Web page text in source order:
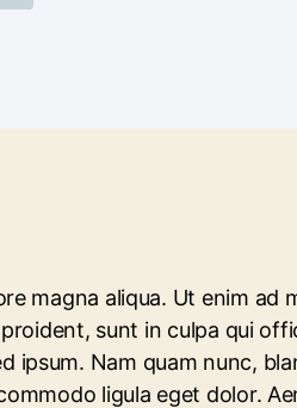
magna aliqua. Ut enim ad
sunt in culpa qui
ipsum. Nam quam nunc,
ligula eget dolor.